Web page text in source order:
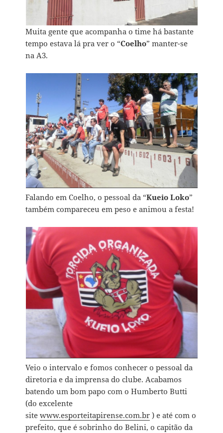
Muita gente que acompanha o time há bastante
tempo estava lá pra ver o “Coelho” manter-se
na A3.
Falando em Coelho, o pessoal da “Kueio Loko”
também compareceu em peso e animou a festa!
Veio o intervalo e fomos conhecer o pessoal da
diretoria e da imprensa do clube. Acabamos
batendo um bom papo com o Humberto Butti
(do excelente
sitewww.esporteitapirense.com.br ) e até com o
prefeito, que é sobrinho do Belini, o capitão da